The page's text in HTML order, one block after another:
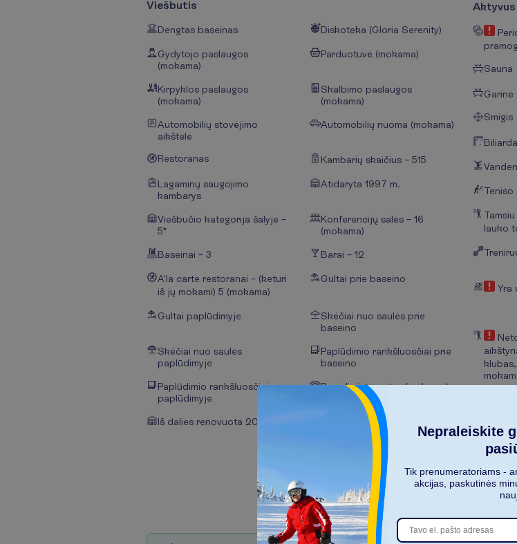
Viešbutis
Dengtas baseinas Diskoteka (Gloria Serenity)
Gydytojo paslaugos
(mokama)
Parduotuvė (mokama)
Kirpyklos paslaugos
(mokama)
Skalbimo paslaugos
(mokama)
Automobilių stovėjimo
aikštelė
Automobilių nuoma (mokama)
Restoranas Kambarių skaičius – 515
Lagaminų saugojimo
kambarys
Atidaryta 1997 m.
Viešbučio kategorija šalyje –
5*
Konferencijų salės – 16
(mokama)
Baseinai – 3 Barai – 12
A'la carte restoranai – (keturi
iš jų mokami)
5 (mokama)
Gultai prie baseino
Gultai paplūdimyje
Skėčiai nuo saulės prie
baseino
Skėčiai nuo saulės
paplūdimyje
Paplūdimio rankšluosčiai prie
baseino
Paplūdimio rankšluosčiai
paplūdimyje
Bevielis internetas (mokama)
Iš dalies renovuota 2024 m.
Sauna
Garinė
Smigis
Teniso
lauko
Yra
us
Nepraleiskite
Tik prenumeratoriams -
akcijas, paskutinės